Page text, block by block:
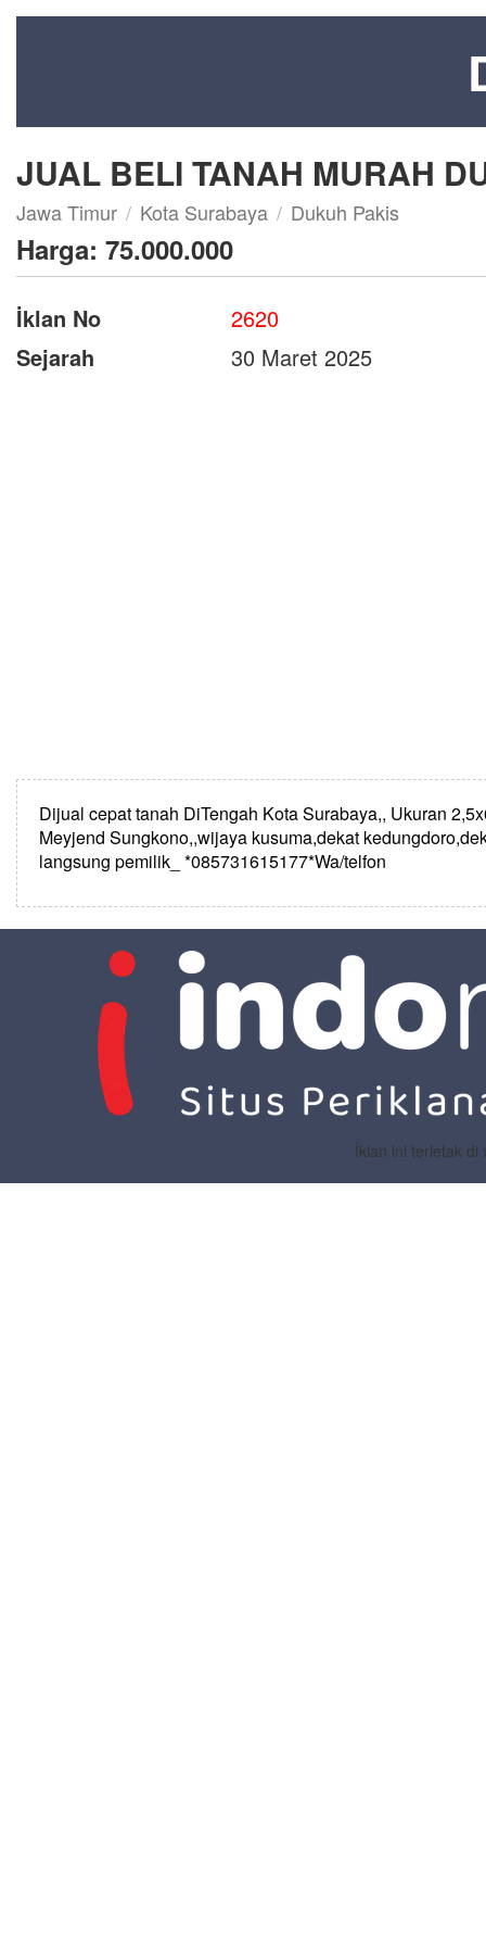
JUAL BELI TANAH MURAH
Jawa Timur Kota Surabaya Dukuh Pakis
Harga: 75.000.000
İklan No
2620
Sejarah
30 Maret 2025
Dijual cepat tanah DiTengah Kota Surabaya,, Ukuran
Meyjend Sungkono,,wijaya kusuma,dekat
‪langsung pemilik_ *085731615177*Wa/telfon
İklan ini terletak di